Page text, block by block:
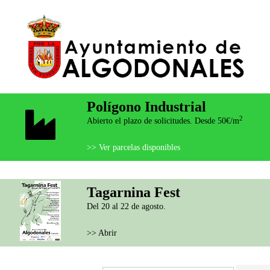
Polígono Industrial
Abierto el plazo de solicitudes. Desde 50€/m2
>> Ver parcelas disponibles
Tagarnina Fest
Del 20 al 22 de agosto.
>> Abrir